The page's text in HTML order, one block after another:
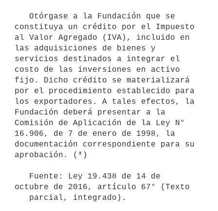
constituya un crédito por el Impuesto
al Valor Agregado (IVA), incluido en
las adquisiciones de bienes y
servicios destinados a integrar el
costo de las inversiones en activo
fijo. Dicho crédito se materializará
por el procedimiento establecido para
los exportadores. A tales efectos, la
Fundación deberá presentar a la
Comisión de Aplicación de la Ley N°
16.906, de 7 de enero de 1998, la
documentación correspondiente para su
aprobación. (*)
octubre de 2016, artículo 67° (Texto
   parcial, integrado).